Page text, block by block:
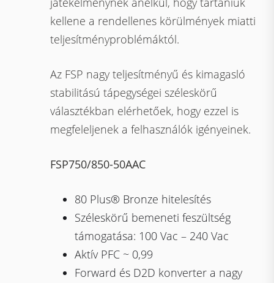
kellene a rendellenes körülmények miatti
teljesítményproblémáktól.
Az FSP nagy teljesítményű és kimagasló
stabilitású tápegységei széleskörű
választékban elérhetőek, hogy ezzel is
megfeleljenek a felhasználók igényeinek.
FSP750/850-50AAC
80 Plus® Bronze hitelesítés
Széleskörű bemeneti feszültség
támogatása: 100 Vac – 240 Vac
Aktív PFC ~ 0,99
Forward és D2D konverter a nagy